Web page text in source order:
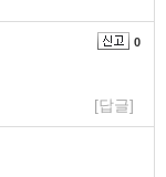
0
[답글]